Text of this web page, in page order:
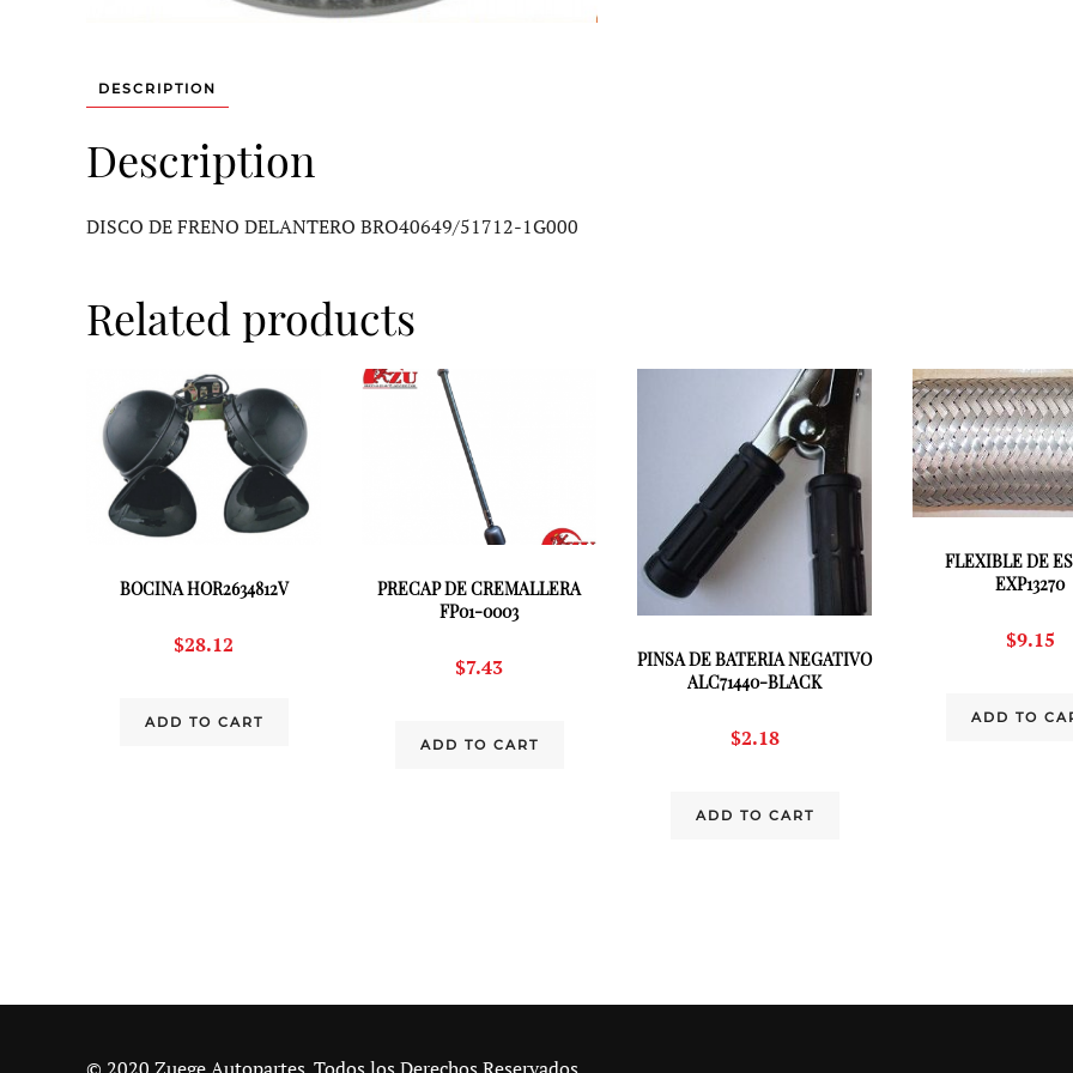
DESCRIPTION
Description
DISCO DE FRENO DELANTERO BRO40649/51712-1G000
Related products
BOCINA HOR2634812V
$28.12
ADD TO CART
PRECAP DE CREMALLERA
FP01-0003
$7.43
ADD TO CART
PINSA DE BATERIA NEGATIVO
ALC71440-BLACK
$2.18
ADD TO CART
FLEXIBLE DE
EXP13270
$9.15
ADD TO